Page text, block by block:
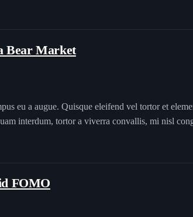
Bear Market
eu a augue. Quisque eleifend vel tortor et
interdum, tortor a viverra convallis, mi nisl
FOMO